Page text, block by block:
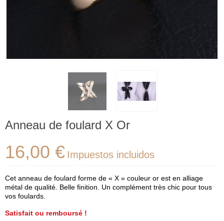
Anneau de foulard X Or
16,00 € Impuestos incluidos
Cet anneau de foulard forme de « X » couleur or est en alliage
métal de qualité. Belle finition. Un complément très chic pour tous
vos foulards.
Satisfait ou remboursé !